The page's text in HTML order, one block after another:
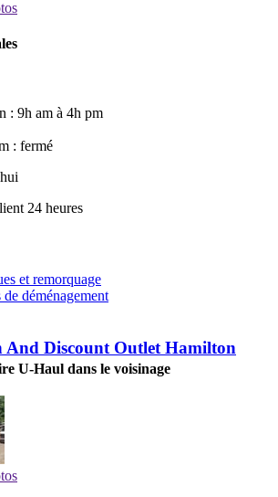
: 9h am à 4h pm
: fermé
24 heures
et remorquage
déménagement
Discount Outlet Hamilton
U-Haul dans le voisinage